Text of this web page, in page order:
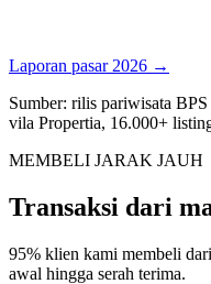
Laporan pasar 2026 →
Sumber: rilis pariwisata
vila Propertia, 16.000+
MEMBELI JARAK JAUH
Transaksi dari
95% klien kami membeli
awal hingga serah terima.